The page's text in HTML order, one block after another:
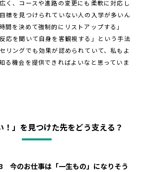
く、コースや進路の変更にも柔軟に対応し
標を見つけられていない人の入学が多いん
間を決めて強制的にリストアップする」
応を聞いて自身を客観視する」という手法
リングでも効果が認められていて、私もよ
る機会を提供できればよいなと思っていま
！」を見つけた先をどう支える？
のお仕事は「一生もの」になりそう